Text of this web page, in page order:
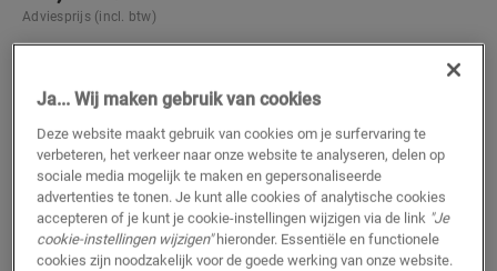
Adviesprijs (incl. btw)
Wil je deze vloer graag in het echt te zien? Zit je nog
met vragen? Geen probleem! Er is altijd een Quick-Step
verkooppunt in je buurt.
Ja... Wij maken gebruik van cookies
Deze website maakt gebruik van cookies om je surfervaring te
verbeteren, het verkeer naar onze website te analyseren, delen op
sociale media mogelijk te maken en gepersonaliseerde
advertenties te tonen. Je kunt alle cookies of analytische cookies
accepteren of je kunt je cookie-instellingen wijzigen via de link "Je
cookie-instellingen wijzigen"hieronder. Essentiële en functionele
cookies zijn noodzakelijk voor de goede werking van onze website.